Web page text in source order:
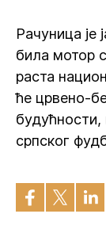
Рачуница је
била мотор
раста
ће црвено-
српског